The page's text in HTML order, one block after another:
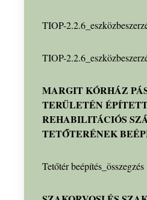
TIOP-
TIOP-
MARGIT KÓRHÁZ
TERÜLETÉN
REHABILITÁCIÓS
TETŐTERÉNEK
Tetőtér beépítés_összegzés